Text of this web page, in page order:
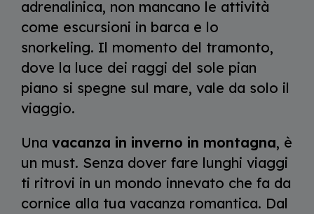
adrenalinica, non mancano le attività
come escursioni in barca e lo
snorkeling. Il momento del tramonto,
dove la luce dei raggi del sole pian
piano si spegne sul mare, vale da solo il
viaggio.
Una vacanza in inverno in montagna, è
un must. Senza dover fare lunghi viaggi
ti ritrovi in un mondo innevato che fa da
cornice alla tua vacanza romantica. Dal